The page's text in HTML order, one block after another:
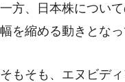
一方、日本株につい
幅を縮める動きとな
そもそも、エヌビデ